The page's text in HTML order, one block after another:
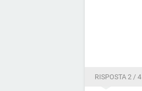
RISPOSTA 2 / 4